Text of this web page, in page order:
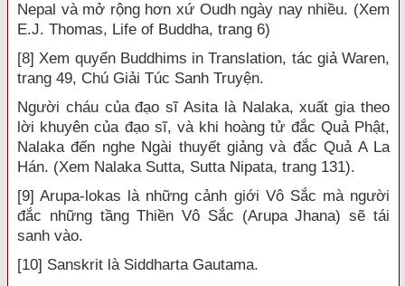
Nepal và mở rộng hơn xứ Oudh ngày nay nhiều. (Xem
E.J. Thomas, Life of Buddha, trang 6)
[8] Xem quyển Buddhims in Translation, tác giả Waren,
trang 49, Chú Giải Túc Sanh Truyện.
Người cháu của đạo sĩ Asita là Nalaka, xuất gia theo
lời khuyên của đạo sĩ, và khi hoàng tử đắc Quả Phật,
Nalaka đến nghe Ngài thuyết giảng và đắc Quả A La
Hán. (Xem Nalaka Sutta, Sutta Nipata, trang 131).
[9] Arupa-lokas là những cảnh giới Vô Sắc mà người
đắc những tầng Thiền Vô Sắc (Arupa Jhana) sẽ tái
sanh vào.
[10] Sanskrit là Siddharta Gautama.